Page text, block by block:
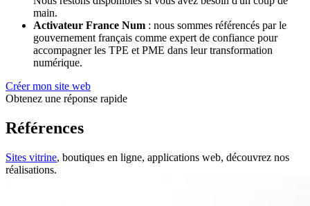
main.
Activateur France Num : nous sommes référencés par le
gouvernement français comme expert de confiance pour
accompagner les TPE et PME dans leur transformation
numérique.
Créer mon site web
Obtenez une réponse rapide
Références
Sites vitrine, boutiques en ligne, applications web, découvrez nos
réalisations.